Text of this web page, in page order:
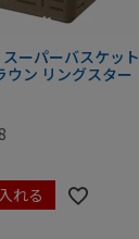
スーパーバスケット
ウン リングスター
れる